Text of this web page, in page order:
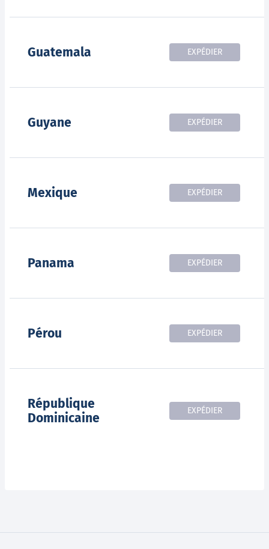
Guatemala EXPÉDIER
Guyane EXPÉDIER
Mexique EXPÉDIER
Panama EXPÉDIER
Pérou EXPÉDIER
République
Dominicaine
EXPÉDIER